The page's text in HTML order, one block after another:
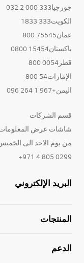
جورجيا333 000 2 032
الكويت333 1833
عمان75545 800
باكستان15454 0800
قطر0054 800
الإمارات54 800
اليمن+967 1 264 096
قسم الشركات
شاشات عرض المعلومات
من يوم الاحد الى الخميس من
0299 805 4 971+
البريد الإلكتروني
المنتجات
الدعم